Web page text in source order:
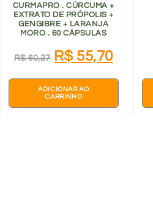
CURMAPRO . CÚRCUMA +
EXTRATO DE PRÓPOLIS +
GENGIBRE + LARANJA
MORO . 60 CÁPSULAS
R$60,27 R$55,70
ADICIONAR AO
CARRINHO